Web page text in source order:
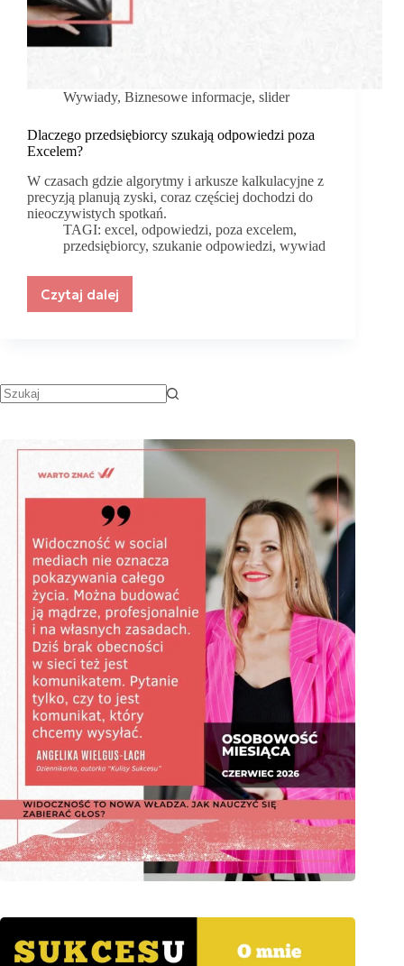
Wywiady, Biznesowe informacje, slider
Dlaczego przedsiębiorcy szukają odpowiedzi poza
Excelem?
W czasach gdzie algorytmy i arkusze kalkulacyjne z
precyzją planują zyski, coraz częściej dochodzi do
nieoczywistych spotkań.
TAGI: excel,odpowiedzi,poza excelem,
przedsiębiorcy, szukanie odpowiedzi, wywiad
Czytaj dalej
Dlaczego
Excelem?